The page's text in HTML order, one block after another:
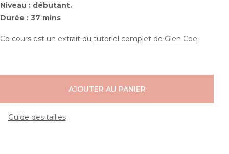
Niveau : débutant.
Durée : 37 mins
Ce cours est un extrait du tutoriel complet de Glen Coe.
AJOUTER AU PANIER
Guide des tailles